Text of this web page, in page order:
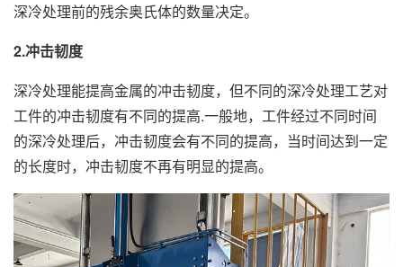
深冷处理前的残余奥氏体的数量决定。
2.冲击韧度
深冷处理能提高金属的冲击韧度，但不同的深冷处理工艺对
工件的冲击韧度有不同的提高.一般地，工件经过不同时间
的深冷处理后，冲击韧度会有不同的提高，当时间达到一定
的长度时，冲击韧度不再有明显的提高。